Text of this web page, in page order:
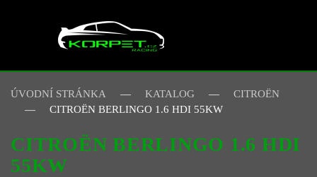
Skip to main content
ÚVODNÍ STRÁNKA KATALOG
CITROËN
CITROËN BERLINGO 1.6 HDI 55KW
CITROËN BERLINGO 1.6 HDI
55KW